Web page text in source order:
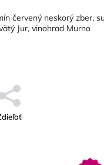
červený neskorý zber,
Jur, vinohrad Murno